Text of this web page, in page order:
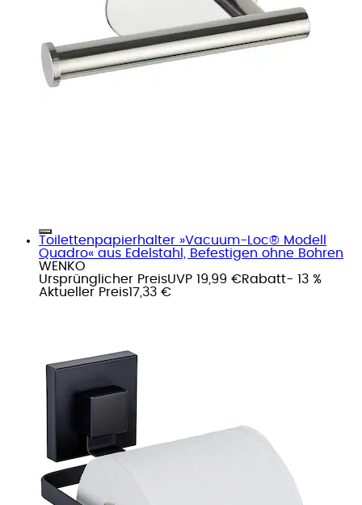
Toilettenpapierhalter »Vacuum-Loc® Modell
Quadro« aus Edelstahl, Befestigen ohne Bohren
WENKO
Ursprünglicher PreisUVP 19,99 €Rabatt- 13 %
Aktueller Preis17,33 €